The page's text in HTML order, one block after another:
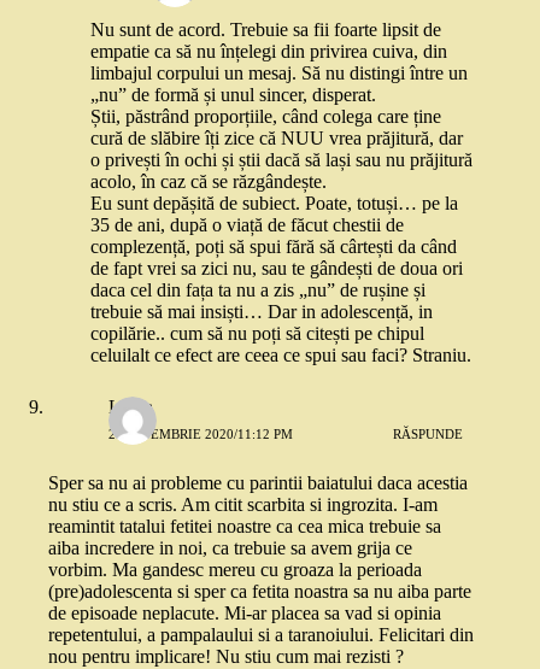
Nu sunt de acord. Trebuie sa fii foarte lipsit de
empatie ca să nu înțelegi din privirea cuiva, din
limbajul corpului un mesaj. Să nu distingi între un
„nu” de formă și unul sincer, disperat.
Știi, păstrând proporțiile, când colega care ține
cură de slăbire îți zice că NUU vrea prăjitură, dar
o privești în ochi și știi dacă să lași sau nu prăjitură
acolo, în caz că se răzgândește.
Eu sunt depășită de subiect. Poate, totuși… pe la
35 de ani, după o viață de făcut chestii de
complezență, poți să spui fără să cârtești da când
de fapt vrei sa zici nu, sau te gândești de doua ori
daca cel din fața ta nu a zis „nu” de rușine și
trebuie să mai insiști… Dar in adolescență, in
copilărie.. cum să nu poți să citești pe chipul
celuilalt ce efect are ceea ce spui sau faci? Straniu.
Laura
2 SEPTEMBRIE 2020/11:12 PM RĂSPUNDE
Sper sa nu ai probleme cu parintii baiatului daca acestia
nu stiu ce a scris. Am citit scarbita si ingrozita. I-am
reamintit tatalui fetitei noastre ca cea mica trebuie sa
aiba incredere in noi, ca trebuie sa avem grija ce
vorbim. Ma gandesc mereu cu groaza la perioada
(pre)adolescenta si sper ca fetita noastra sa nu aiba parte
de episoade neplacute. Mi-ar placea sa vad si opinia
repetentului, a pampalaului si a taranoiului. Felicitari din
nou pentru implicare! Nu stiu cum mai rezisti ?